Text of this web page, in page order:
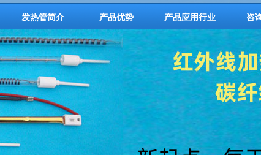
发热管简介 产品优势 产品应用行业 咨